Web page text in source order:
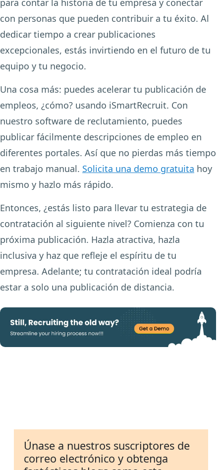
para contar la historia de tu empresa y conectar
con personas que pueden contribuir a tu éxito. Al
dedicar tiempo a crear publicaciones
excepcionales, estás invirtiendo en el futuro de tu
equipo y tu negocio.
Una cosa más: puedes acelerar tu publicación de
empleos, ¿cómo? usando iSmartRecruit. Con
nuestro software de reclutamiento, puedes
publicar fácilmente descripciones de empleo en
diferentes portales. Así que no pierdas más tiempo
en trabajo manual. Solicita una demo gratuita hoy
mismo y hazlo más rápido.
Entonces, ¿estás listo para llevar tu estrategia de
contratación al siguiente nivel? Comienza con tu
próxima publicación. Hazla atractiva, hazla
inclusiva y haz que refleje el espíritu de tu
empresa. Adelante; tu contratación ideal podría
estar a solo una publicación de distancia.
Únase a nuestros suscriptores de
correo electrónico y obtenga